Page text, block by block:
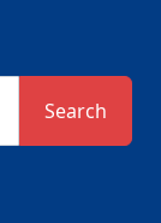
Search